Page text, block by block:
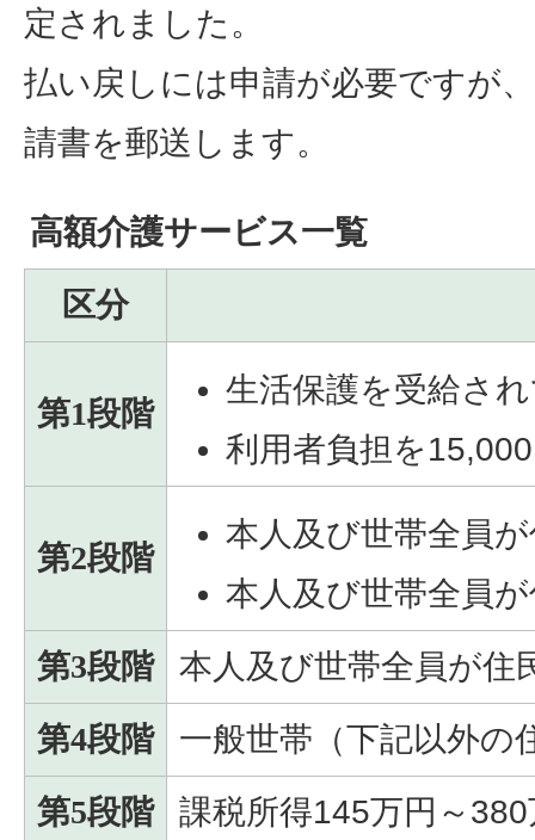
定されました。
払い戻しには申請が必要ですが
請書を郵送します。
高額介護サービス一覧
区分
第1段階
生活保護を受給さ
利用者負担を
第2段階
本人及び世帯全員
本人及び世帯全員
第3段階
本人及び世帯全員が住
第4段階
一般世帯（下記以外の
第5段階
課税所得145万円～